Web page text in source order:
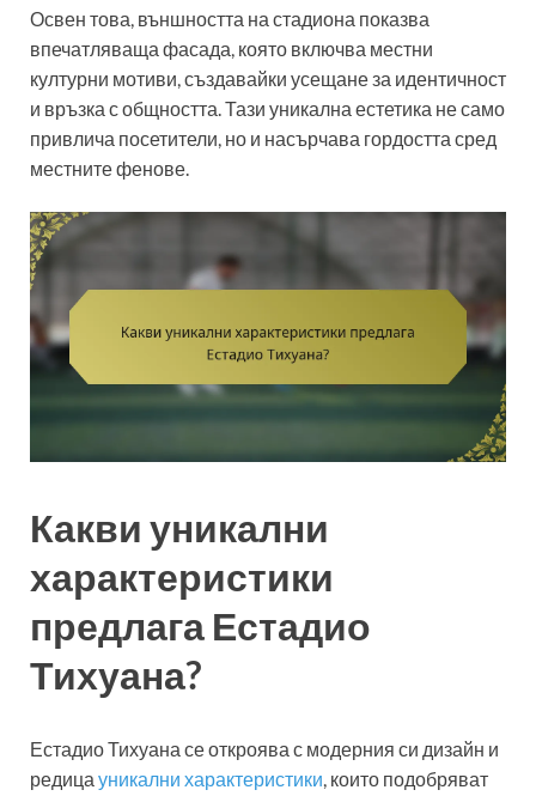
Освен това, външността на стадиона показва
впечатляваща фасада, която включва местни
културни мотиви, създавайки усещане за идентичност
и връзка с общността. Тази уникална естетика не само
привлича посетители, но и насърчава гордостта сред
местните фенове.
Какви уникални
характеристики
предлага Естадио
Тихуана?
Естадио Тихуана се откроява с модерния си дизайн и
редица уникални характеристики, които подобряват